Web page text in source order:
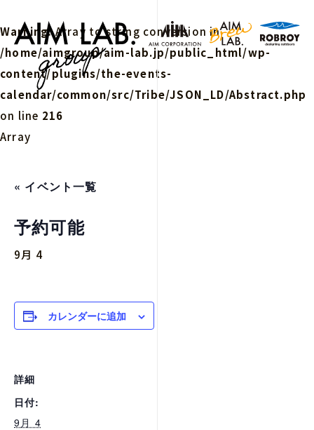
Warning: Array to string conversion in
/home/aimgroup/aim-lab.jp/public_html/wp-
content/plugins/the-events-
calendar/common/src/Tribe/JSON_LD/Abstract.php
on line 216
Array
« イベント一覧
予約可能
9月 4
カレンダーに追加
詳細
日付:
9月 4